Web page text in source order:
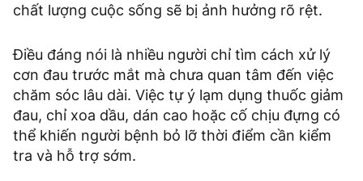
chất lượng cuộc sống sẽ bị ảnh hưởng rõ rệt.
Điều đáng nói là nhiều người chỉ tìm cách xử lý
cơn đau trước mắt mà chưa quan tâm đến việc
chăm sóc lâu dài. Việc tự ý lạm dụng thuốc giảm
đau, chỉ xoa dầu, dán cao hoặc cố chịu đựng có
thể khiến người bệnh bỏ lỡ thời điểm cần kiểm
tra và hỗ trợ sớm.